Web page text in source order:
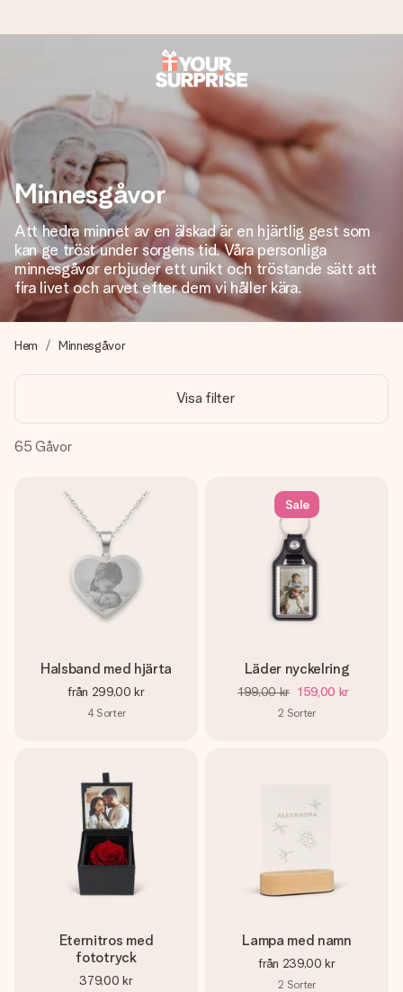
Beställ idag, skickas inom 1 arbetsdag
Vi skapar din gåva med omsorg och skickar den blixtsnabbt
– så att du kan ge den i precis rätt tid, när det betyder som
mest.
4,6 (baserat på +15 000 recensioner)
Våra gåvor inspirerar. Kunder ger oss 4,6 på Google
Reviews.
Skapa något unikt med bara några få steg – med hennes
namn, ditt foto eller ett meddelande som verkligen berör
hennes hjärta. Inget krångel, bara med all kärlek för stunden.
Minnesgåvor
Att hedra minnet av en älskad är en hjärtlig gest som
kan ge tröst under sorgens tid. Våra personliga
minnesgåvor erbjuder ett unikt och tröstande sätt att
fira livet och arvet efter dem vi håller kära.
Hem Minnesgåvor
Visa filter
65 Gåvor
Halsband med hjärta
från 299,00 kr
4 Sorter
Sale
Läder nyckelring
199,00 kr 159,00 kr
2 Sorter
Eternitros med
fototryck
379,00 kr
Lampa med namn
från 239,00 kr
2 Sorter